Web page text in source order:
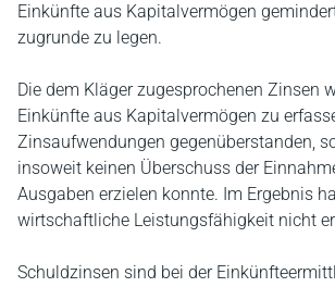
Einkünfte aus Kapitalvermögen
zugrunde zu legen.
Die dem Kläger zugesprochenen Zinsen
Einkünfte aus Kapitalvermögen zu
Zinsaufwendungen gegenüberstanden,
insoweit keinen Überschuss der
Ausgaben erzielen konnte. Im Ergebnis
wirtschaftliche Leistungsfähigkeit nicht
Schuldzinsen sind bei der